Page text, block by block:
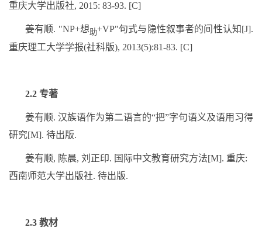
重庆大学出版社, 2015: 83-93. [C]
姜有顺. "NP+想助+VP"句式与隐性叙事者的间性认知[J].
重庆理工大学学报(社科版), 2013(5):81-83. [C]
2.2 专著
姜有顺. 汉族语作为第二语言的“把”字句语义及语用习得
研究[M]. 待出版.
姜有顺, 陈晨, 刘正印. 国际中文教育研究方法[M]. 重庆:
西南师范大学出版社. 待出版.
2.3 教材